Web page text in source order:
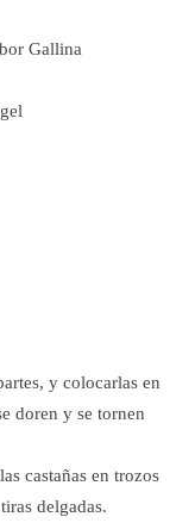
Gallina
y colocarlas en
doren y se tornen
castañas en trozos
delgadas.